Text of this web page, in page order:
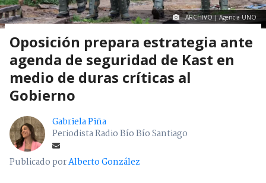
ARCHIVO | Agencia UNO
Oposición prepara estrategia ante
agenda de seguridad de Kast en
medio de duras críticas al
Gobierno
Gabriela Piña
Periodista Radio Bío Bío Santiago
Publicado porAlberto González